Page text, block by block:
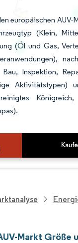
europäischen AUV-
(Klein,
(Öl und Gas,
Inspektion,
Aktivitätstypen)
Markt Größe